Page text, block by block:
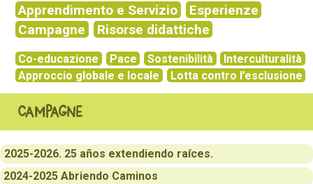
Apprendimento e Servizio
Esperienze
Campagne
Risorse didattiche
Co-educazione Pace Sostenibilità
Interculturalità
Approccio globale e locale
Lotta contro l’esclusione
Campagne
2025-2026. 25 años extendiendo raíces.
2024-2025 Abriendo Caminos